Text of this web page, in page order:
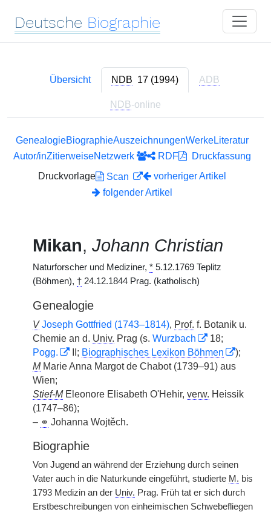
Deutsche Biographie
Übersicht NDB 17 (1994) ADB
NDB-online
GenealogieBiographieAuszeichnungenWerkeLiteratur
Autor/inZitierweiseNetzwerk RDF
Druckfassung
Druckvorlage
Scan
vorheriger Artikel
folgender Artikel
Mikan, Johann Christian
Naturforscher und Mediziner, * 5.12.1769 Teplitz
(Böhmen), † 24.12.1844 Prag. (katholisch)
Genealogie
V Joseph Gottfried (1743–1814), Prof. f. Botanik u.
Chemie an d. Univ. Prag (s. Wurzbach
18;
Pogg.
II; Biographisches Lexikon Böhmen
);
MMarie Anna Margot de Chabot (1739–91) aus
Wien;
Stief-MEleonore Elisabeth O'Hehir, verw. Heissik
(1747–86);
– ⚭ Johanna Wojtěch.
Biographie
Von Jugend an während der Erziehung durch seinen
Vater auch in die Naturkunde eingeführt, studierte M. bis
1793 Medizin an der Univ. Prag. Früh tat er sich durch
Erstbeschreibungen von einheimischen Schwebefliegen